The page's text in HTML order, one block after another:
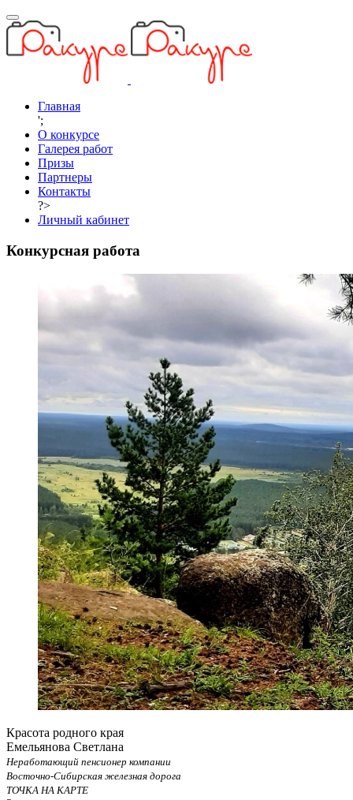
Главная
';
О конкурсе
Галерея работ
Призы
Партнеры
Контакты
?>
Личный кабинет
Конкурсная работа
Красота родного края
Емельянова Светлана
Неработающий пенсионер компании
Восточно-Сибирская железная дорога
ТОЧКА НА КАРТЕ